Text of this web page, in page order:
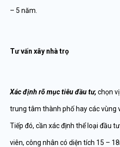
– 5 năm.
Tư vấn xây nhà trọ
Xác định rõ mục tiêu đầu tư, chọn
trung tâm thành phố hay các vùng
Tiếp đó, cần xác định thể loại đầu
viên, công nhân có diện tích 15 –